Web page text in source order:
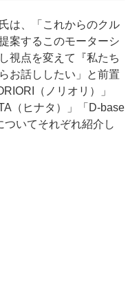
は、「これからのクル
案するこのモーターシ
視点を変えて『私たち
お話ししたい」と前置
（ノリオリ）」
（ヒナタ）」「D-base
ついてそれぞれ紹介し